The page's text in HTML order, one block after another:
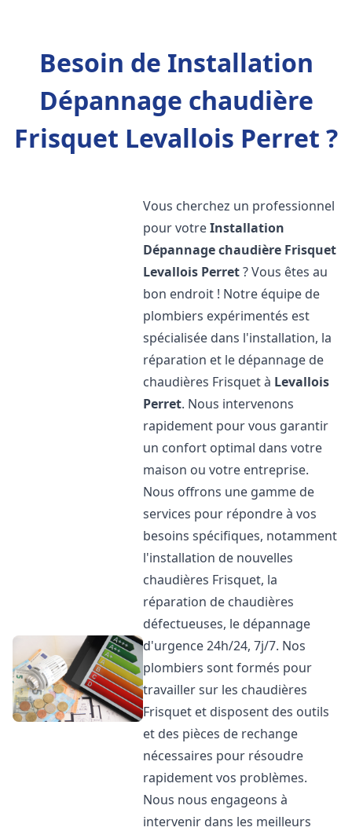
Besoin de Installation
Dépannage chaudière
Frisquet Levallois Perret ?
Vous cherchez un professionnel
pour votreInstallation
Dépannage chaudière Frisquet
Levallois Perret? Vous êtes au
bon endroit ! Notre équipe de
plombiers expérimentés est
spécialisée dans l'installation, la
réparation et le dépannage de
chaudières Frisquet à Levallois
Perret. Nous intervenons
rapidement pour vous garantir
un confort optimal dans votre
maison ou votre entreprise.
Nous offrons une gamme de
services pour répondre à vos
besoins spécifiques, notamment
l'installation de nouvelles
chaudières Frisquet, la
réparation de chaudières
défectueuses, le dépannage
d'urgence 24h/24, 7j/7. Nos
plombiers sont formés pour
travailler sur les chaudières
Frisquet et disposent des outils
et des pièces de rechange
nécessaires pour résoudre
rapidement vos problèmes.
Nous nous engageons à
intervenir dans les meilleurs